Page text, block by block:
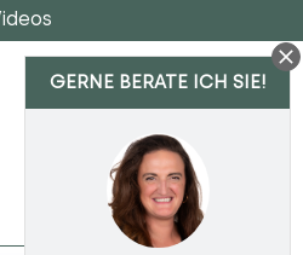
GERNE BERATE ICH SIE!